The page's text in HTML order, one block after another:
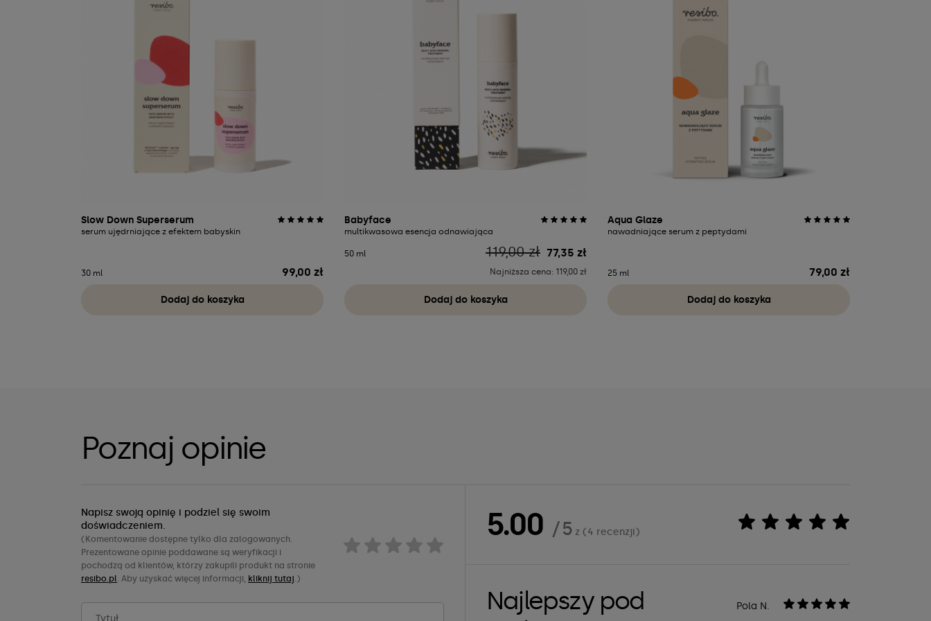
Slow Down Superserum
serum ujędrniające z efektem babyskin
30 ml Cena
99,00 zł
Dodaj do koszyka
Babyface
multikwasowa esencja odnawiająca
50 ml Cena
119,00 zł 77,35 zł
Najniższa cena: 119,00 zł
Dodaj do koszyka
Aqua Glaze
nawadniające serum z peptydami
25 ml Cena
79,00 zł
Dodaj do koszyka
Poznaj opinie
Napisz swoją opinię i podziel się swoim
doświadczeniem.
(Komentowanie dostępne tylko dla zalogowanych.
Prezentowane opinie poddawane są weryfikacji i
pochodzą od klientów, którzy zakupili produkt na stronie
resibo.pl . Aby uzyskać więcej informacji, kliknij tutaj .)
5.00 / 5 z (4 recenzji)
Pola N.
Najlepszy pod